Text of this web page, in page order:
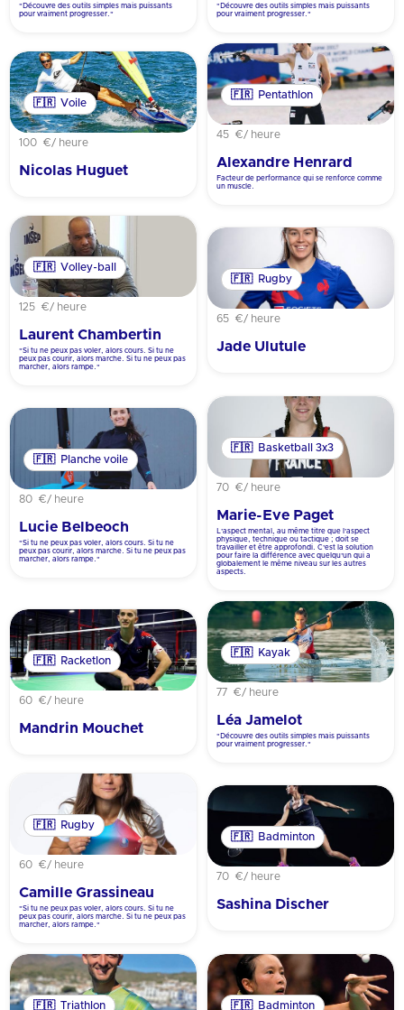
"Découvre des outils simples mais puissants
pour vraiment progresser."
"Découvre des outils simples mais puissants
pour vraiment progresser."
🇫🇷 Voile
100 €/ heure
Nicolas Huguet
🇫🇷 Pentathlon
45 €/ heure
Alexandre Henrard
Facteur de performance qui se renforce comme
un muscle.
🇫🇷 Volley-ball
125 €/ heure
Laurent Chambertin
"Si tu ne peux pas voler, alors cours. Si tu ne
peux pas courir, alors marche. Si tu ne peux pas
marcher, alors rampe."
🇫🇷 Rugby
65 €/ heure
Jade Ulutule
🇫🇷 Planche voile
80 €/ heure
Lucie Belbeoch
"Si tu ne peux pas voler, alors cours. Si tu ne
peux pas courir, alors marche. Si tu ne peux pas
marcher, alors rampe."
🇫🇷 Basketball 3x3
70 €/ heure
Marie-Eve Paget
L’aspect mental, au même titre que l’aspect
physique, technique ou tactique ; doit se
travailler et être approfondi. C’est la solution
pour faire la différence avec quelqu’un qui a
globalement le même niveau sur les autres
aspects.
🇫🇷 Racketlon
60 €/ heure
Mandrin Mouchet
🇫🇷 Kayak
77 €/ heure
Léa Jamelot
"Découvre des outils simples mais puissants
pour vraiment progresser."
🇫🇷 Rugby
60 €/ heure
Camille Grassineau
"Si tu ne peux pas voler, alors cours. Si tu ne
peux pas courir, alors marche. Si tu ne peux pas
marcher, alors rampe."
🇫🇷 Badminton
70 €/ heure
Sashina Discher
🇫🇷 Triathlon 🇫🇷 Badminton